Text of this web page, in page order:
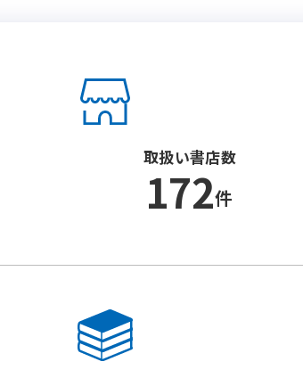
取扱い書店数
172件